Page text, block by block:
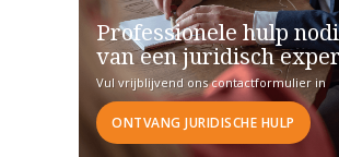
Professionele hulp
van een juridisch
Vul vrijblijvend ons contactformulier in
ONTVANG JURIDISCHE HULP